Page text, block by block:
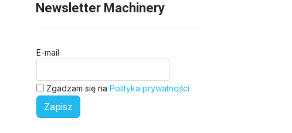
Newsletter Machinery
E-mail
Zgadzam się na Polityka prywatności
Zapisz